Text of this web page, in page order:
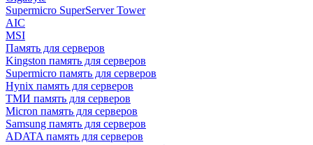
Supermicro SuperServer Tower
AIC
MSI
Память для серверов
Kingston память для серверов
Supermicro память для серверов
Hynix память для серверов
ТМИ память для серверов
Micron память для серверов
Samsung память для серверов
ADATA память для серверов